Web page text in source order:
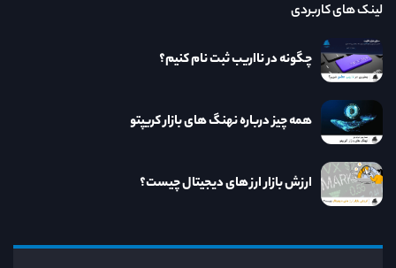
لینک های کاربردی
چگونه در نااریب ثبت نام کنیم؟
همه چیز درباره نهنگ های بازار کریپتو
ارزش بازار ارز های دیجیتال چیست؟